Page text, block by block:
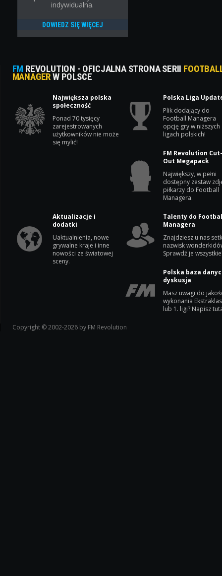
indywidualna.
DOWIEDZ SIĘ WIĘCEJ
FM REVOLUTION - OFICJALNA STRONA SERII
MANAGERW POLSCE
Największa polska
społeczność
Ponad 70 tysięcy
zarejestrowanych
użytkowników nie może
się mylić!
Polska Liga
Plik dodający do
Football Managera
opcję gry w niższych
ligach polskich!
FM Revolution
Out Megapack
Największy, w pełni
dostępny zestaw
piłkarzy do Football
Managera.
Aktualizacje i
dodatki
Uaktualnienia, nowe
grywalne kraje i inne
nowości ze światowej
sceny.
Talenty do
Managera
Znajdziesz u nas
nazwisk
Sprawdź je
Polska baza
dyskusja
Masz uwagi do
wykonania
lub 1. ligi? Napisz
Copyright © 2002-2026 by FM Revolution